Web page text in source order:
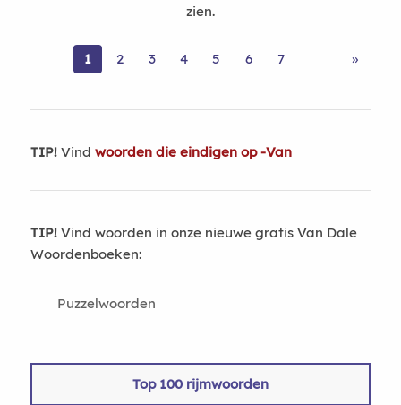
zien.
1 2 3 4 5 6 7 »
TIP!Vind woorden die eindigen op -Van
TIP!Vind woorden in onze nieuwe gratis Van Dale
Woordenboeken:
Puzzelwoorden
Top 100 rijmwoorden